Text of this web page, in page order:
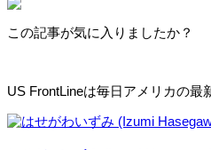
この記事が気に入りましたか？
US FrontLineは毎日アメリカの最